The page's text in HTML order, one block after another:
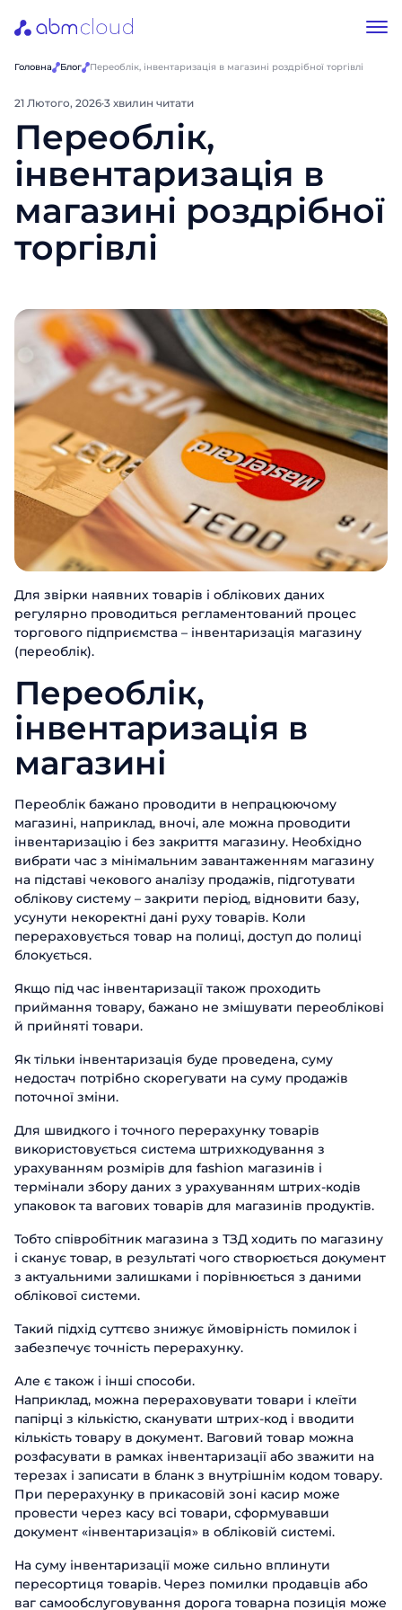
Головна Блог Переоблік, інвентаризація в магазині роздрібної торгівлі
21 Лютого, 2026·3 хвилин читати
Переоблік,
інвентаризація в
магазині роздрібної
торгівлі
Для звірки наявних товарів і облікових даних
регулярно проводиться регламентований процес
торгового підприємства – інвентаризація магазину
(переоблік).
Переоблік,
інвентаризація в
магазині
Переоблік бажано проводити в непрацюючому
магазині, наприклад, вночі, але можна проводити
інвентаризацію і без закриття магазину. Необхідно
вибрати час з мінімальним завантаженням магазину
на підставі чекового аналізу продажів, підготувати
облікову систему – закрити період, відновити базу,
усунути некоректні дані руху товарів. Коли
перераховується товар на полиці, доступ до полиці
блокується.
Якщо під час інвентаризації також проходить
приймання товару, бажано не змішувати переоблікові
й прийняті товари.
Як тільки інвентаризація буде проведена, суму
недостач потрібно скорегувати на суму продажів
поточної зміни.
Для швидкого і точного перерахунку товарів
використовується система штрихкодування з
урахуванням розмірів для fashion магазинів і
термінали збору даних з урахуванням штрих-кодів
упаковок та вагових товарів для магазинів продуктів.
Тобто співробітник магазина з ТЗД ходить по магазину
і сканує товар, в результаті чого створюється документ
з актуальними залишками і порівнюється з даними
облікової системи.
Такий підхід суттєво знижує ймовірність помилок і
забезпечує точність перерахунку.
Але є також і інші способи.
Наприклад, можна перераховувати товари і клеїти
папірці з кількістю, сканувати штрих-код і вводити
кількість товару в документ. Ваговий товар можна
розфасувати в рамках інвентаризації або зважити на
терезах і записати в бланк з внутрішнім кодом товару.
При перерахунку в прикасовій зоні касир може
провести через касу всі товари, сформувавши
документ «інвентаризація» в обліковій системі.
На суму інвентаризації може сильно вплинути
пересортиця товарів. Через помилки продавців або
ваг самообслуговування дорога товарна позиція може